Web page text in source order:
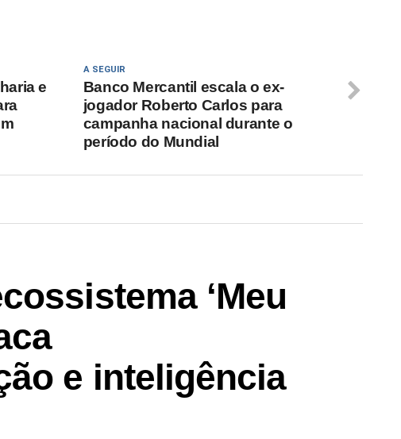
A SEGUIR
Banco Mercantil escala o ex-
jogador Roberto Carlos para
campanha nacional durante o
período do Mundial
e
‘Meu
e inteligência